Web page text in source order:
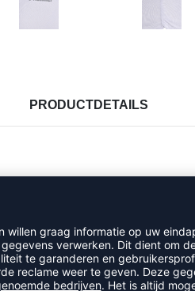
PRODUCTDETAILS
BEKEKEN